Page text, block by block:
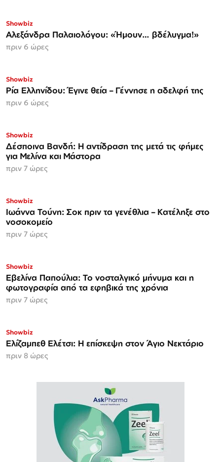
Showbiz
Αλεξάνδρα Παλαιολόγου: «Ήμουν… βδέλυγμα!»
πριν 6 ώρες
Showbiz
Ρία Ελληνίδου: Έγινε θεία – Γέννησε η αδελφή της
πριν 6 ώρες
Showbiz
Δέσποινα Βανδή: Η αντίδραση της μετά τις φήμες
για Μελίνα και Μάστορα
πριν 7 ώρες
Showbiz
Ιωάννα Τούνη: Σοκ πριν τα γενέθλια – Κατέληξε στο
νοσοκομείο
πριν 7 ώρες
Showbiz
Εβελίνα Παπούλια: Το νοσταλγικό μήνυμα και η
φωτογραφία από τα εφηβικά της χρόνια
πριν 7 ώρες
Showbiz
Ελίζαμπεθ Ελέτσι: Η επίσκεψη στον Άγιο Νεκτάριο
πριν 8 ώρες